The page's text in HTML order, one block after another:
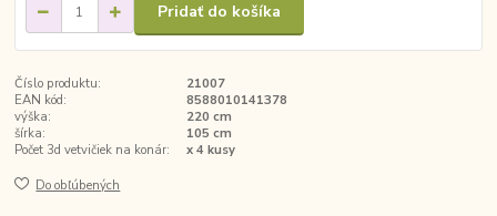
Pridať do košíka
Číslo produktu:
21007
EAN kód:
8588010141378
výška:
220 cm
šírka:
105 cm
Počet 3d vetvičiek na konár:
x 4 kusy
Do obľúbených